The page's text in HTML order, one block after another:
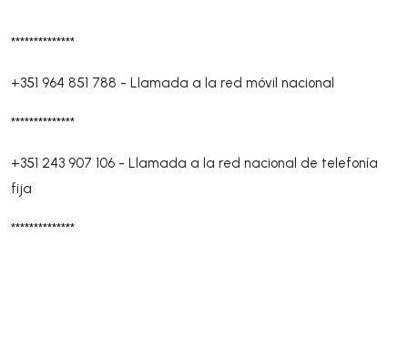
**************
+351 964 851 788 - Llamada a la red móvil nacional
**************
+351 243 907 106 - Llamada a la red nacional de telefonía
fija
**************